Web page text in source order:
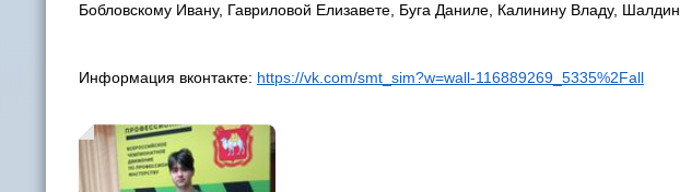
Бобловскому Ивану, Гавриловой Елизавете, Буга Даниле, Калинину Владу,
Информация вконтакте: https://vk.com/smt_sim?w=wall-116889269_5335%2Fall